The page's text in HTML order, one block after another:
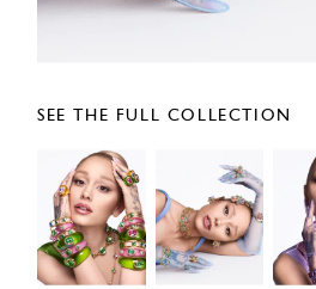
SEE THE FULL COLLECTION